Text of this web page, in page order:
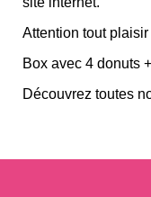
Attention tout
Box avec 4 donuts
Découvrez toutes